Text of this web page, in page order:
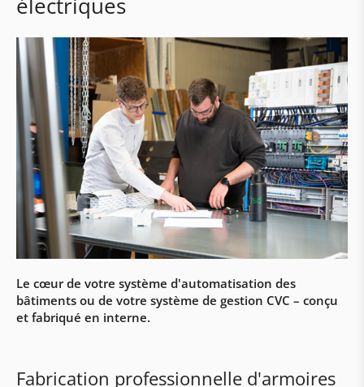
Chaufferies en conteneur
Accumulateurs
Primes & subventions
Sous-stations & stations satellites
Sous-stations
Régulation et visualisation aqo360°
Stations d'appartements
Automatisation des bâtiments & travaux
électrique
Automatisations avec Siemens & Loytec
Construction d'armoires électriques
Service d'assistance
Le cœur de votre système d'automatisation des
bâtiments ou de votre système de gestion CVC – conçu
et fabriqué en interne.
Fabrication professionnelle d'armoires